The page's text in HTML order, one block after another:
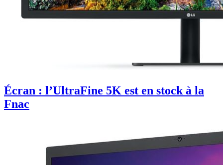
Écran : l’UltraFine 5K est en stock à la
Fnac